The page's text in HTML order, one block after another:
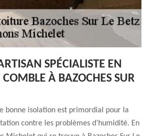
SPÉCIALISTE EN
À BAZOCHES SUR
bonne isolation est primordial pour la
contre les problèmes d’humidité. En